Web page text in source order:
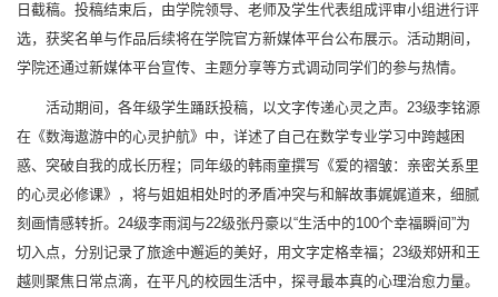
日截稿。投稿结束后，由学院领导、老师及学生代表组成评审小组进行评
选，获奖名单与作品后续将在学院官方新媒体平台公布展示。活动期间，
学院还通过新媒体平台宣传、主题分享等方式调动同学们的参与热情。
活动期间，各年级学生踊跃投稿，以文字传递心灵之声。23级李铭源
在《数海遨游中的心灵护航》中，详述了自己在数学专业学习中跨越困
惑、突破自我的成长历程；同年级的韩雨童撰写《爱的褶皱：亲密关系里
的心灵必修课》，将与姐姐相处时的矛盾冲突与和解故事娓娓道来，细腻
刻画情感转折。24级李雨润与22级张丹豪以“生活中的100个幸福瞬间”为
切入点，分别记录了旅途中邂逅的美好，用文字定格幸福；23级郑妍和王
越则聚焦日常点滴，在平凡的校园生活中，探寻最本真的心理治愈力量。